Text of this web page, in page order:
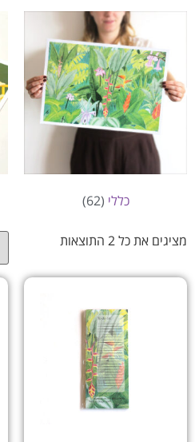
כללי (62)
מציגים את כל ⁦2⁩ התוצאות